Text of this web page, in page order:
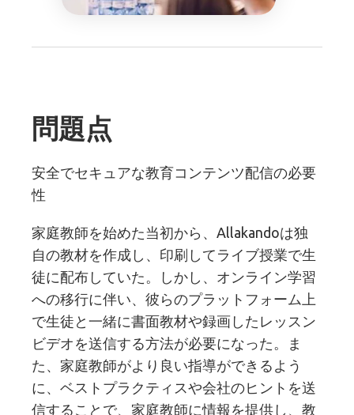
問題点
安全でセキュアな教育コンテンツ配信の必要
性
家庭教師を始めた当初から、Allakandoは独
自の教材を作成し、印刷してライブ授業で生
徒に配布していた。しかし、オンライン学習
への移行に伴い、彼らのプラットフォーム上
で生徒と一緒に書面教材や録画したレッスン
ビデオを送信する方法が必要になった。ま
た、家庭教師がより良い指導ができるよう
に、ベストプラクティスや会社のヒントを送
信することで、家庭教師に情報を提供し、教